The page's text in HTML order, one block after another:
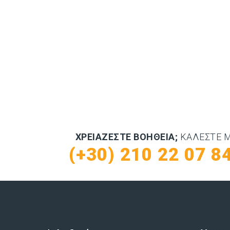
ΧΡΕΙΆΖΕΣΤΕ ΒΟΉΘΕΙΑ; ΚΑΛΈΣΤΕ
(+30) 210 22 07